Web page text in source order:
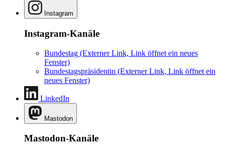
Instagram
Instagram-Kanäle
Bundestag (Externer Link, Link öffnet ein neues
Fenster)
Bundestagspräsidentin (Externer Link, Link öffnet ein
neues Fenster)
LinkedIn
Mastodon
Mastodon-Kanäle